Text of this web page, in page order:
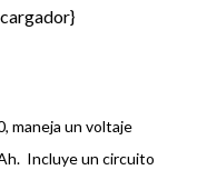
maneja un voltaje
Incluye un circuito